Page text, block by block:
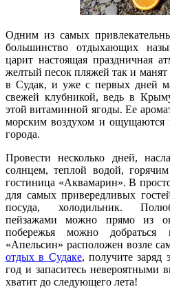
Одним из самых
большинство отдыхающих
царит настоящая праздничная
желтый песок пляжей так и
в Судак, и уже с первых дней
свежей клубникой, ведь в
этой витаминной ягоды. Ее
морским воздухом и ощущаются
города.
Провести несколько дней,
солнцем, теплой водой,
гостиница «Аквамарин». В
для самых привередливых
посуда, холодильник.
пейзажами можно прямо из
побережья можно
«Апельсин» расположен возле
отдых в Судаке, получите заряд
год и запаситесь невероятными
хватит до следующего лета!